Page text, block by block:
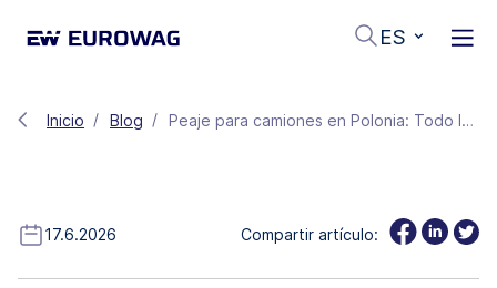
ES
Inicio Blog Peaje para camiones en Polonia: Todo lo que los operadores de flotas necesitan saber
17.6.2026 Compartir artículo: